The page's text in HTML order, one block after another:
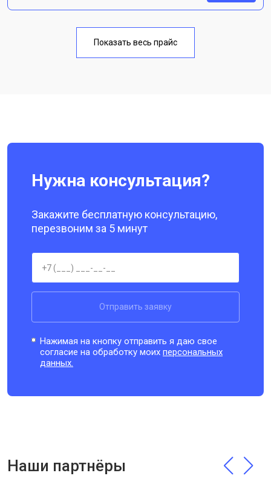
Показать весь прайс
Нужна консультация?
Закажите бесплатную консультацию,
перезвоним за 5 минут
Отправить заявку
Нажимая на кнопку отправить я даю свое
согласие на обработку моихперсональных
данных.
Наши партнёры